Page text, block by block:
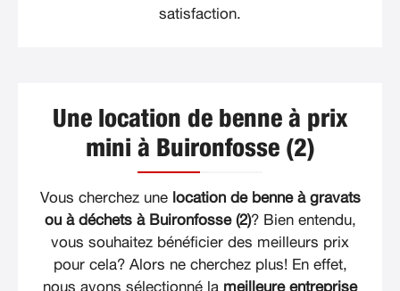
satisfaction.
Une location de benne à prix
mini à Buironfosse (2)
Vous cherchez une location de benne à gravats
ou à déchets à Buironfosse (2)? Bien entendu,
vous souhaitez bénéficier des meilleurs prix
pour cela? Alors ne cherchez plus! En effet,
nous avons sélectionné la meilleure entreprise